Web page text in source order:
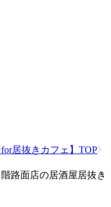
居抜きカフェ】TOP
路面店の居酒屋居抜き